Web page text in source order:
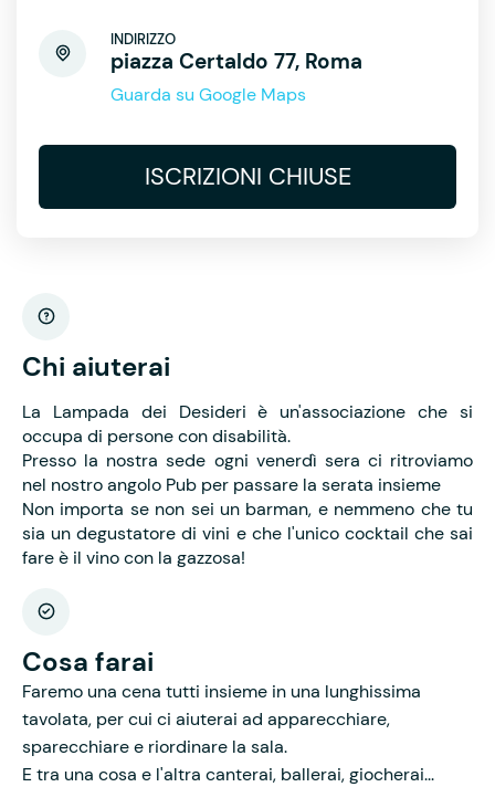
INDIRIZZO
piazza Certaldo 77, Roma
Guarda su Google Maps
ISCRIZIONI CHIUSE
Chi aiuterai
La Lampada dei Desideri è un'associazione che si
occupa di persone con disabilità.
Presso la nostra sede ogni venerdì sera ci ritroviamo
nel nostro angolo Pub per passare la serata insieme
Non importa se non sei un barman, e nemmeno che tu
sia un degustatore di vini e che l'unico cocktail che sai
fare è il vino con la gazzosa!
Cosa farai
Faremo una cena tutti insieme in una lunghissima
tavolata, per cui ci aiuterai ad apparecchiare,
sparecchiare e riordinare la sala.
E tra una cosa e l'altra canterai, ballerai, giocherai...